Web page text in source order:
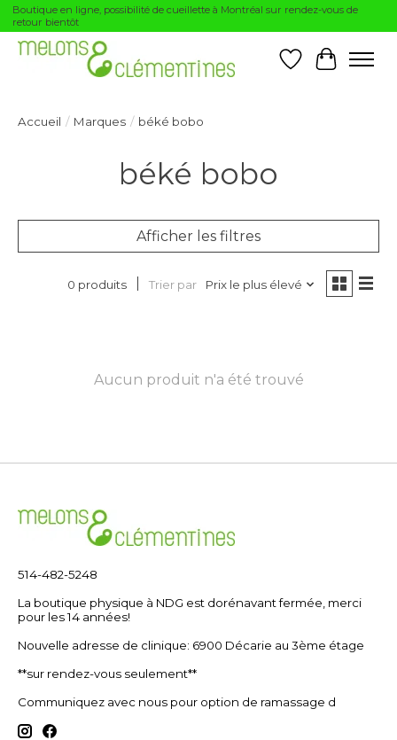
Boutique en ligne, possibilité de cueillette à Montréal sur rendez-vous de
retour bientôt
Liste dePanier
Accueil / Marques / béké bobo
béké bobo
Afficher les filtres
0 produits Trier par Prix le plus élevé
Aucun produit n'a été trouvé
514-482-5248
La boutique physique à NDG est dorénavant fermée, merci
pour les 14 années!
Nouvelle adresse de clinique: 6900 Décarie au 3ème étage
**sur rendez-vous seulement**
Communiquez avec nous pour option de ramassage d